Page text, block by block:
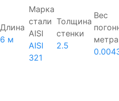
Длина
6 м
Марка
стали
AISI
AISI
321
Толщина
стенки
2.5
Вес
метра